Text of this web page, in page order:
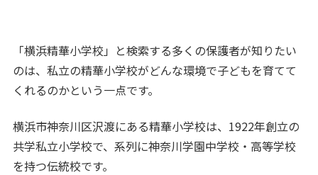
「横浜精華小学校」と検索する多くの保護者が知りたい
のは、私立の精華小学校がどんな環境で子どもを育てて
くれるのかという一点です。
横浜市神奈川区沢渡にある精華小学校は、1922年創立の
共学私立小学校で、系列に神奈川学園中学校・高等学校
を持つ伝統校です。